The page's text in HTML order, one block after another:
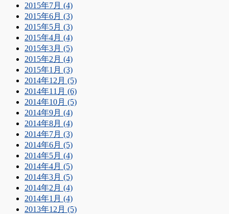
2015年7月 (4)
2015年6月 (3)
2015年5月 (3)
2015年4月 (4)
2015年3月 (5)
2015年2月 (4)
2015年1月 (3)
2014年12月 (5)
2014年11月 (6)
2014年10月 (5)
2014年9月 (4)
2014年8月 (4)
2014年7月 (3)
2014年6月 (5)
2014年5月 (4)
2014年4月 (5)
2014年3月 (5)
2014年2月 (4)
2014年1月 (4)
2013年12月 (5)